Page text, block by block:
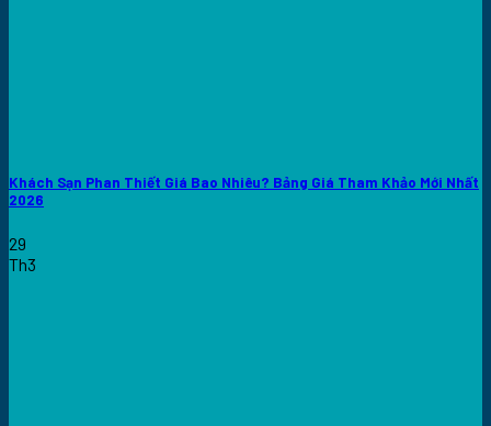
Khách Sạn Phan Thiết Giá Bao Nhiêu? Bảng Giá Tham Khảo Mới Nhất
2026
29
Th3